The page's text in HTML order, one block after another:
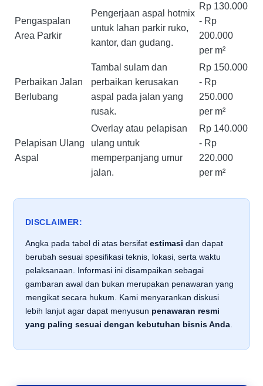
Pengaspalan
Area Parkir
Pengerjaan aspal hotmix
untuk lahan parkir ruko,
kantor, dan gudang.
Rp 130.000
- Rp
200.000
per m²
Perbaikan Jalan
Berlubang
Tambal sulam dan
perbaikan kerusakan
aspal pada jalan yang
rusak.
Rp 150.000
- Rp
250.000
per m²
Pelapisan Ulang
Aspal
Overlay atau pelapisan
ulang untuk
memperpanjang umur
jalan.
Rp 140.000
- Rp
220.000
per m²
DISCLAIMER:
Angka pada tabel di atas bersifat estimasi dan dapat
berubah sesuai spesifikasi teknis, lokasi, serta waktu
pelaksanaan. Informasi ini disampaikan sebagai
gambaran awal dan bukan merupakan penawaran yang
mengikat secara hukum. Kami menyarankan diskusi
lebih lanjut agar dapat menyusun penawaran resmi
yang paling sesuai dengan kebutuhan bisnis Anda.